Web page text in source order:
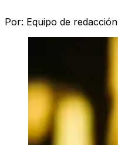
Por: Equipo de redacción